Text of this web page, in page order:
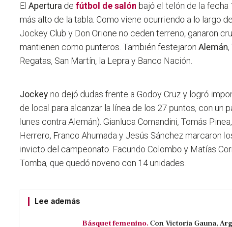
ElApertura defútbol de salón bajó el telón de la
más alto de la tabla. Como viene ocurriendo a lo largo
Jockey Club y Don Orione no ceden terreno, ganaron
mantienen como punteros. También festejaronAlemán
Regatas, San Martín, la Lepra y Banco Nación.
Jockeyno dejó dudas frente a Godoy Cruz y logró
de local para alcanzar la línea de los 27 puntos, con un
lunes contra Alemán). Gianluca Comandini, Tomás
Herrero, Franco Ahumada y Jesús Sánchez marcaron
invicto del campeonato. Facundo Colombo y Matías
Tomba, que quedó noveno con 14 unidades.
Lee además
Básquet femenino. Con Victoria Gauna,